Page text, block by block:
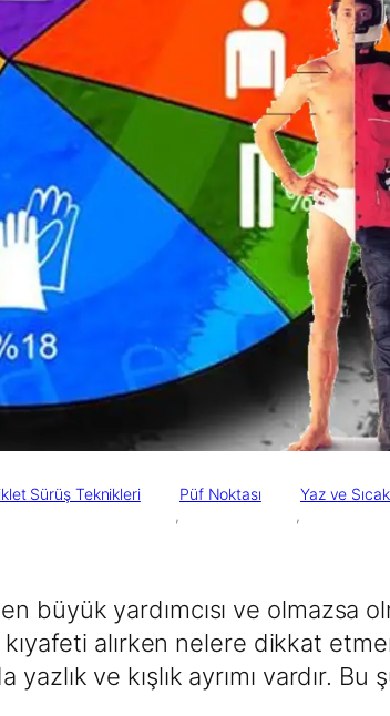
Sürüş Teknikleri
Püf Noktası
Yaz ve
büyük yardımcısı ve olmazsa
kıyafeti alırken nelere dikkat
ve kışlık ayrımı vardır. Bu